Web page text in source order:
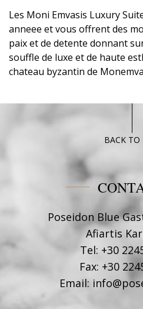
Les Moni Emvasis Luxury
anneee et vous offrent des
paix et de detente donnant
souffle de luxe et de haute
chateau byzantin de
BACK TO
Poseidon Blue
Afiartis
Tel: +30
Fax: +30
Email: